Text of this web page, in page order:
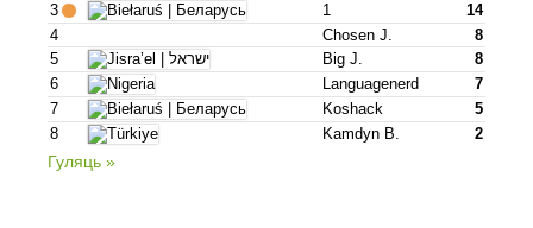
3
1
14
4
Chosen J.
8
5
Big J.
8
6
Languagenerd
7
7
Koshack
5
8
Kamdyn B. 2
Гуляць »